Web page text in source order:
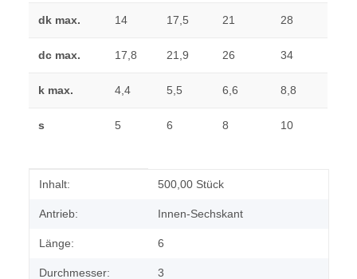
dk max. 14 17,5 21 28
dc max. 17,8 21,9 26 34
k max. 4,4 5,5 6,6 8,8
s 5 6 8 10
Produkteigenschaft
Wert
Inhalt: 500,00 Stück
Antrieb: Innen-Sechskant
Länge: 6
Durchmesser: 3